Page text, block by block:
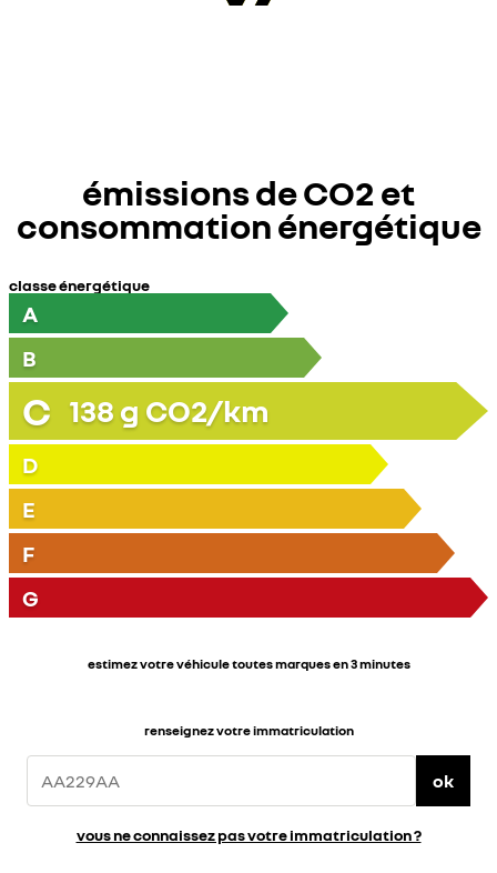
émissions de CO2 et
consommation énergétique
classe énergétique
A
B
C 138 g CO2/km
D
E
F
G
estimez votre véhicule toutes marques en 3 minutes
renseignez votre immatriculation
ok
vous ne connaissez pas votre immatriculation ?